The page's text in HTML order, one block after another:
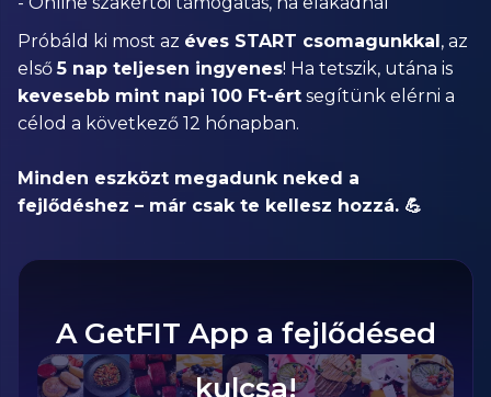
Próbáld ki most az éves START csomagunkkal , az
első5 nap teljesen ingyenes! Ha tetszik, utána is
kevesebb mint napi 100 Ft-ért segítünk elérni a
célod a következő 12 hónapban.
Minden eszközt megadunk neked a
fejlődéshez – már csak te kellesz hozzá. 💪
A GetFIT App a fejlődésed
kulcsa!